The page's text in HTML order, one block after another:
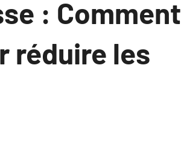
: Comment
réduire les